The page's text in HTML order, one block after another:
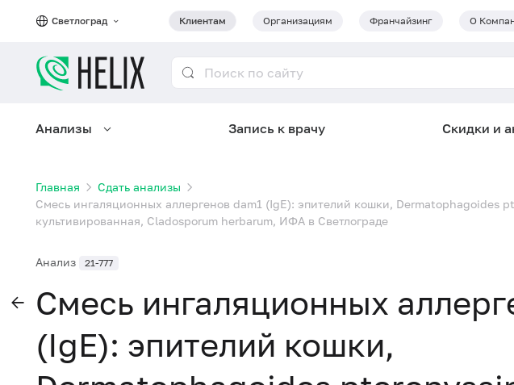
Светлоград Клиентам Организациям Франчайзинг О
Анализы Запись к врачу Скидки и
Главная
Сдать анализы
Смесь ингаляционных аллергенов dam1 (IgE): эпителий кошки, Dermatophagoides
культивированная, Cladosporum herbarum, ИФА в Светлограде
Анализ 21-777
Смесь ингаляционных
(IgE): эпителий кошки,